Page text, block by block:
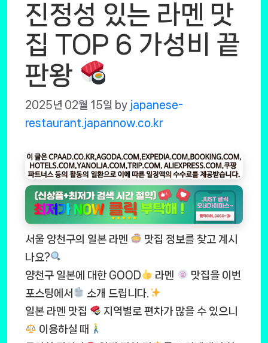
진정성 있는 라멘 맛
집 TOP 6 가성비 끝
판왕
2025년 02월 15일 by japanese-
restaurant.japannow.co.kr
서울 양천구의 일본 라멘
맛집 정보를 찾고 계시
나요?
양천구 일본에 대한 GOOD
라멘
맛집을 이번
포스팅에서
소개 드립니다.
일본 라멘 맛집
지역별로 편차가 많을 수 있으니
이용하실 때